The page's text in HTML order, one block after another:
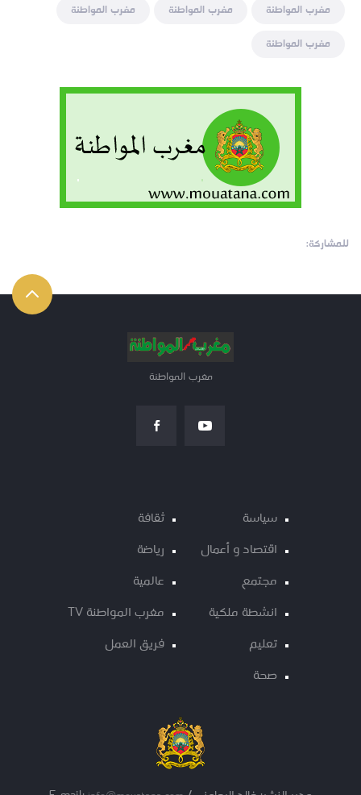
مغرب المواطنة
مغرب المواطنة
مغرب المواطنة
مغرب المواطنة
للمشاركة:
مغرب المواطنة
سياسة
اقتصاد و أعمال
مجتمع
انشطة ملكية
تعليم
صحة
ثقافة
رياضة
عالمية
مغرب المواطنة TV
فريق العمل